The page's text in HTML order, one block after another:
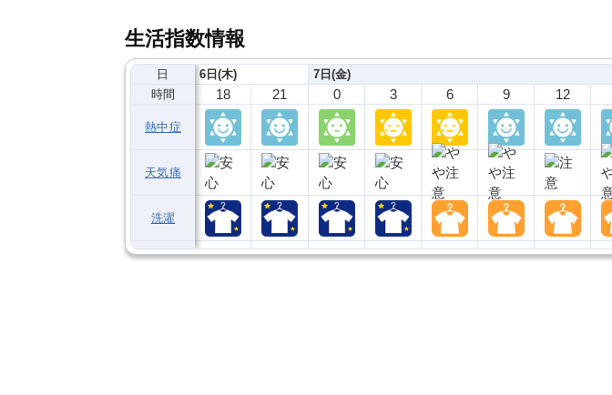
生活指数情報
日
時間
熱中症
天気痛
洗濯
6日(木)
18 21
7日(金)
0 3 6 9 12